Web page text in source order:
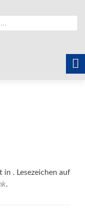
. Lesezeichen auf
.